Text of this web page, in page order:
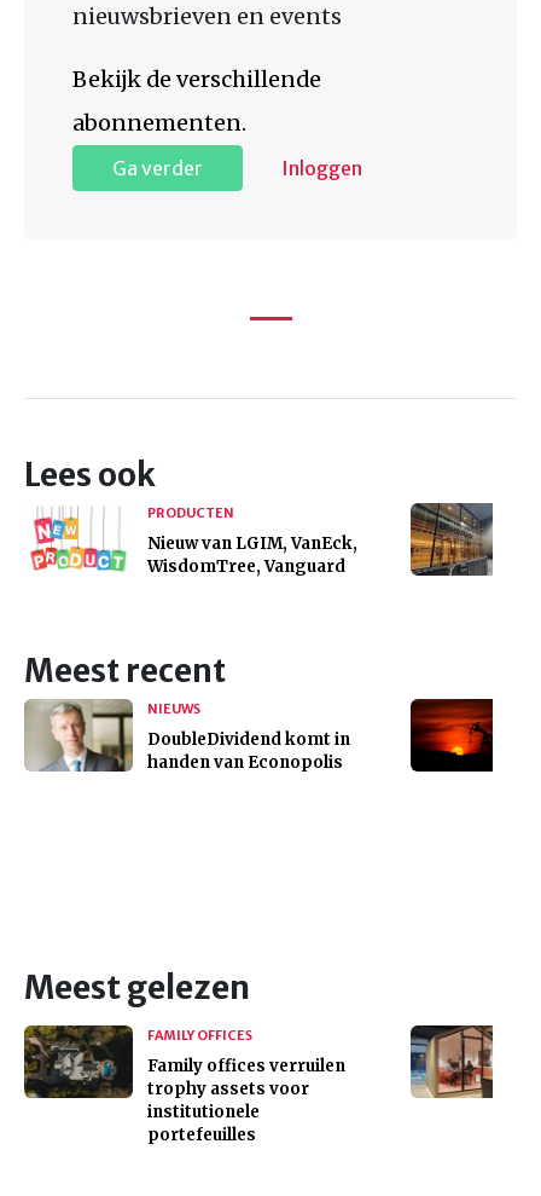
nieuwsbrieven en events
Bekijk de verschillende
abonnementen.
Ga verder Inloggen
Lees ook
PRODUCTEN
Nieuw van LGIM, VanEck,
WisdomTree, Vanguard
Meest recent
NIEUWS
DoubleDividend komt in
handen van Econopolis
Meest gelezen
FAMILY OFFICES
Family offices verruilen
trophy assets voor
institutionele
portefeuilles